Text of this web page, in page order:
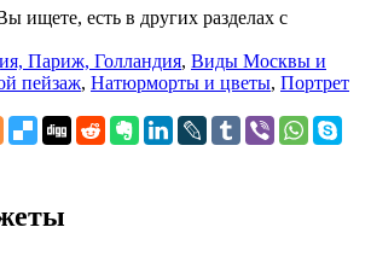
ищете, есть в других разделах с
Париж, Голландия, Виды Москвы и
пейзаж, Натюрморты и цветы, Портрет